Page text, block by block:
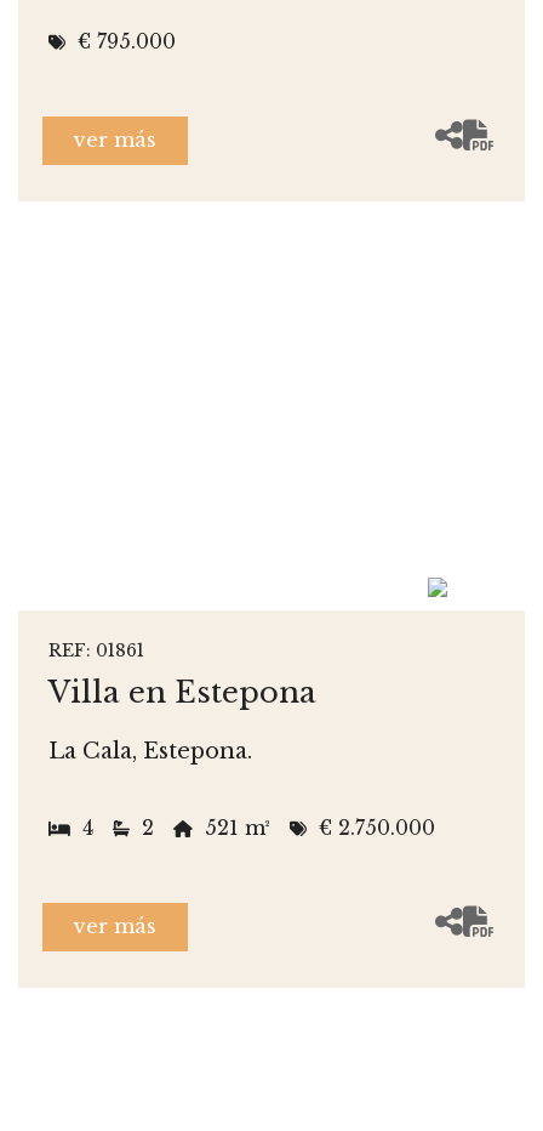
€ 795.000
ver más
REF: 01861
Villa en Estepona
La Cala, Estepona.
4 2 521 m² € 2.750.000
ver más